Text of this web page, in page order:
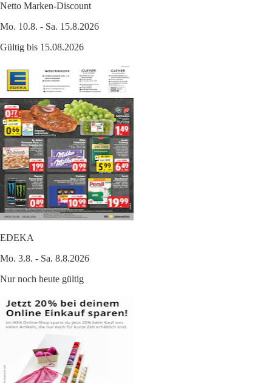
Netto Marken-Discount
Mo. 10.8. - Sa. 15.8.2026
Gültig bis 15.08.2026
EDEKA
Mo. 3.8. - Sa. 8.8.2026
Nur noch heute gültig